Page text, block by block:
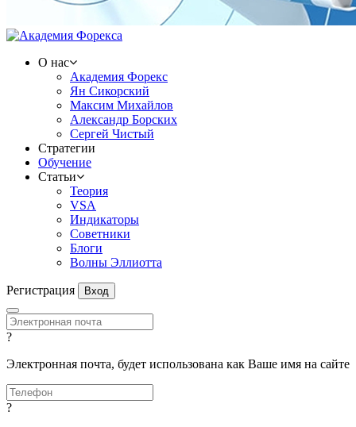
О нас
Академия Форекс
Ян Сикорский
Максим Михайлов
Александр Борских
Сергей Чистый
Стратегии
Обучение
Статьи
Теория
VSA
Индикаторы
Советники
Блоги
Волны Эллиотта
Регистрация Вход
?
Электронная почта, будет использована как Ваше имя на сайте
?